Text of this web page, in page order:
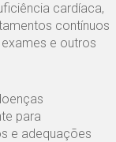
cardíaca,
contínuos
e outros
para
e adequações